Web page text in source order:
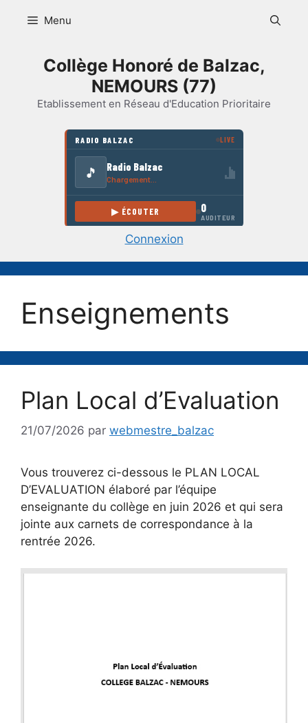
Menu
Collège Honoré de Balzac,
NEMOURS (77)
Etablissement en Réseau d'Education Prioritaire
Connexion
Enseignements
Plan Local d’Evaluation
21/07/2026 par webmestre_balzac
Vous trouverez ci-dessous le PLAN LOCAL
D’EVALUATION élaboré par l’équipe
enseignante du collège en juin 2026 et qui sera
jointe aux carnets de correspondance à la
rentrée 2026.